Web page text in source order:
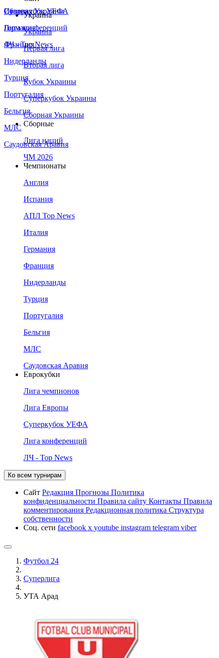
Сборная Украины
Италия
Германия
Франция
Нидерланды
Турция
Португалия
Бельгия
МЛС
Саудовская Аравия
Суперкубок УЕФА
Лига конференций
ЛЧ - Top News
Украина
Украина
Первая лига
Вторая лига
Кубок Украины
Суперкубок Украины
Сборная Украины
Сборные
Лига наций
ЧМ 2026
Чемпионаты
Англия
Испания
АПЛ Top News
Италия
Германия
Франция
Нидерланды
Турция
Португалия
Бельгия
МЛС
Саудовская Аравия
Еврокубки
Лига чемпионов
Лига Европы
Суперкубок УЕФА
Лига конференций
ЛЧ - Top News
Ко всем турнирам
Сайт Редакция Прогнозы Политика
конфиденциальности Правила сайту Контакты Правила
комментирования Редакционная политика Структура
собственности
Соц. сети facebook x youtube instagram telegram viber
Футбол 24
Суперлига
УТА Арад